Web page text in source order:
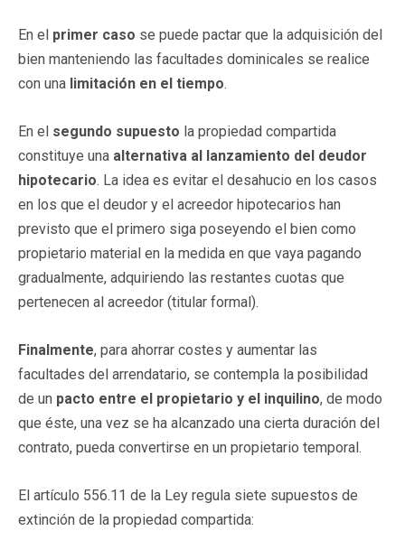
En el primer caso se puede pactar que la adquisición del
bien manteniendo las facultades dominicales se realice
con una limitación en el tiempo.
En el segundo supuesto la propiedad compartida
constituye una alternativa al lanzamiento del deudor
hipotecario. La idea es evitar el desahucio en los casos
en los que el deudor y el acreedor hipotecarios han
previsto que el primero siga poseyendo el bien como
propietario material en la medida en que vaya pagando
gradualmente, adquiriendo las restantes cuotas que
pertenecen al acreedor (titular formal).
Finalmente, para ahorrar costes y aumentar las
facultades del arrendatario, se contempla la posibilidad
de un pacto entre el propietario y el inquilino, de modo
que éste, una vez se ha alcanzado una cierta duración del
contrato, pueda convertirse en un propietario temporal.
El artículo 556.11 de la Ley regula siete supuestos de
extinción de la propiedad compartida: